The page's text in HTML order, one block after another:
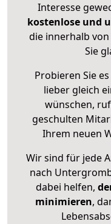
Interesse
kostenlose und
die innerhalb
Sie
Probieren Sie
lieber gleich
wünschen,
geschulten
Ihrem neuen
Wir sind für jede
nach
dabei helfen,
minimieren,